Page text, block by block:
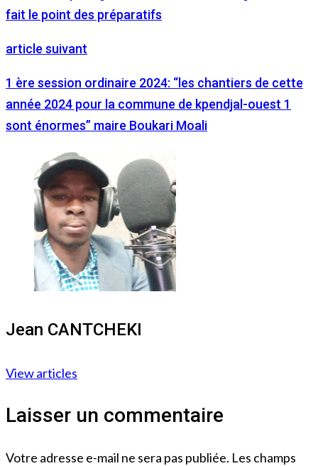
fait le point des préparatifs
article suivant
1 ère session ordinaire 2024: “les chantiers de cette
année 2024 pour la commune de kpendjal-ouest 1
sont énormes” maire Boukari Moali
Jean CANTCHEKI
View articles
Laisser un commentaire
Votre adresse e-mail ne sera pas publiée. Les champs